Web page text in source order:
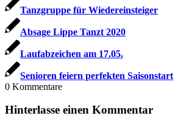
Tanzgruppe für Wiedereinsteiger
Absage Lippe Tanzt 2020
Laufabzeichen am 17.05.
Senioren feiern perfekten Saisonstart
0 Kommentare
Hinterlasse einen Kommentar